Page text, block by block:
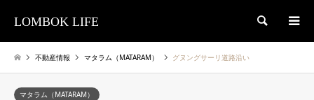
LOMBOK LIFE 検索
不動産情報 マタラム（MATARAM） グヌングサーリ道路沿い
マタラム（MATARAM）